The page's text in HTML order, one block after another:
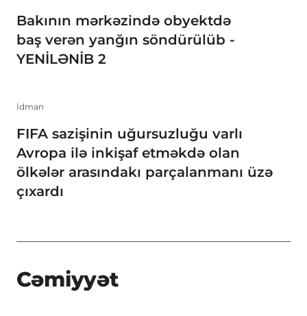
Bakının mərkəzində obyektdə
baş verən yanğın söndürülüb -
YENİLƏNİB 2
İdman
FIFA sazişinin uğursuzluğu varlı
Avropa ilə inkişaf etməkdə olan
ölkələr arasındakı parçalanmanı üzə
çıxardı
Cəmiyyət